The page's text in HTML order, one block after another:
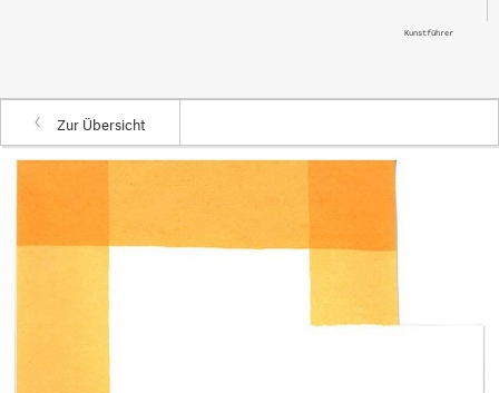
Kunstführer
Zur Übersicht